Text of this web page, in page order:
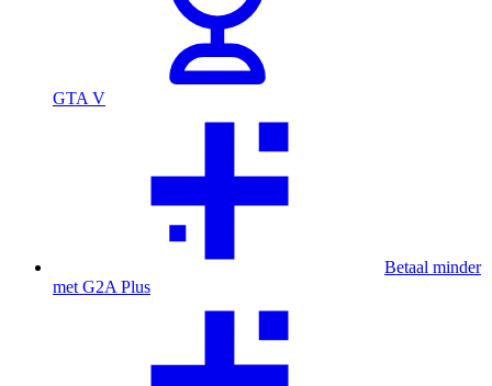
GTA V
Betaal minder
met G2A Plus